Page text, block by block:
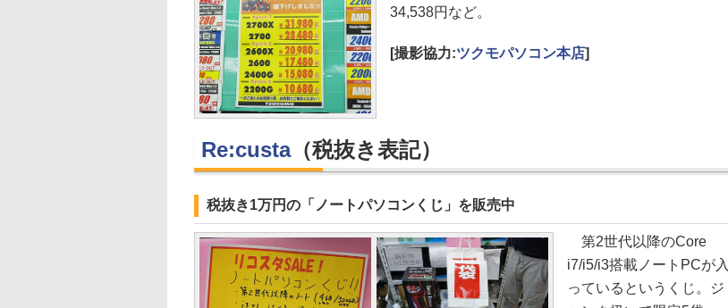
34,538円など。
[撮影協力:ツクモパソコン本店]
Re:custa（税抜き表記）
税抜き1万円の「ノートパソコンくじ」を販売中
第2世代以降のCore
i7/i5/i3搭載ノートPCが入
っているというくじ。ジ